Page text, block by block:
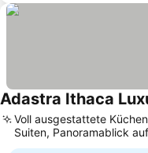
Adastra Ithaca
Voll ausgestattete
Suiten, Panoramablick
Ionische Meer